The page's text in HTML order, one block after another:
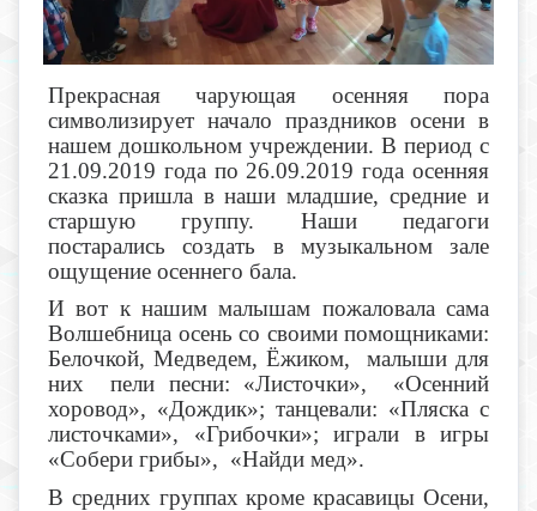
Прекрасная чарующая осенняя пора
символизирует начало праздников осени в
нашем дошкольном учреждении. В период с
21.09.2019 года по 26.09.2019 года осенняя
сказка пришла в наши младшие, средние и
старшую группу. Наши педагоги
постарались создать в музыкальном зале
ощущение осеннего бала.
И вот к нашим малышам пожаловала сама
Волшебница осень со своими помощниками:
Белочкой, Медведем, Ёжиком, малыши для
них пели песни: «Листочки», «Осенний
хоровод», «Дождик»; танцевали: «Пляска с
листочками», «Грибочки»; играли в игры
«Собери грибы», «Найди мед».
В средних группах кроме красавицы Осени,